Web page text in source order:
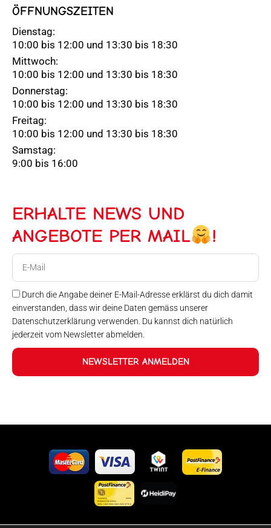
ÖFFNUNGSZEITEN
Dienstag:
10:00 bis 12:00 und 13:30 bis 18:30
Mittwoch:
10:00 bis 12:00 und 13:30 bis 18:30
Donnerstag:
10:00 bis 12:00 und 13:30 bis 18:30
Freitag:
10:00 bis 12:00 und 13:30 bis 18:30
Samstag:
9:00 bis 16:00
ERHALTE NEWS UND
ANGEBOTE PER MAIL
!
Durch die Angabe deiner E-Mail-Adresse erklärst du dich damit
einverstanden, dass wir deine Daten gemäss unserer
Datenschutzerklärung verwenden. Du kannst dich natürlich
jederzeit vom Newsletter abmelden.
NEWSLETTER ANMELDEN